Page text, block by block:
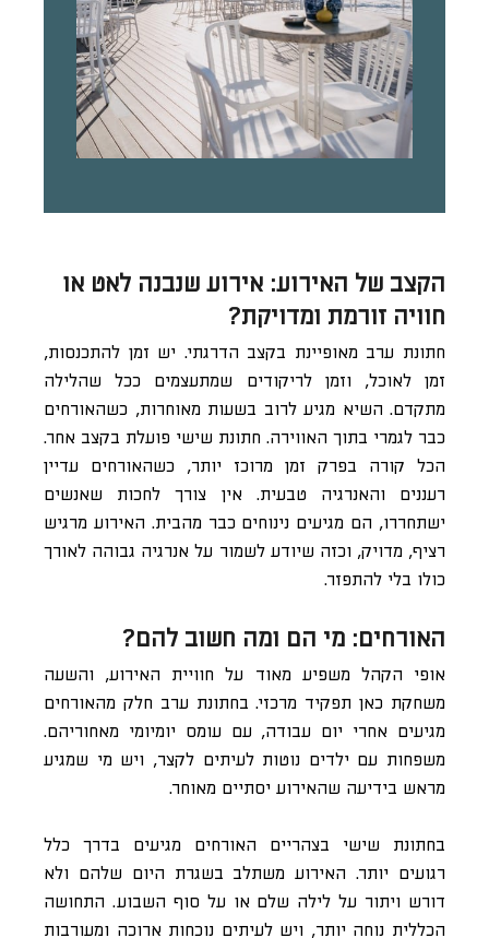
הקצב של האירוע: אירוע שנבנה לאט או
חוויה זורמת ומדויקת?
חתונת ערב מאופיינת בקצב הדרגתי. יש זמן להתכנסות,
זמן לאוכל, וזמן לריקודים שמתעצמים ככל שהלילה
מתקדם. השיא מגיע לרוב בשעות מאוחרות, כשהאורחים
כבר לגמרי בתוך האווירה. חתונת שישי פועלת בקצב אחר.
הכל קורה בפרק זמן מרוכז יותר, כשהאורחים עדיין
רעננים והאנרגיה טבעית. אין צורך לחכות שאנשים
ישתחררו, הם מגיעים נינוחים כבר מהבית. האירוע מרגיש
רציף, מדויק, וכזה שיודע לשמור על אנרגיה גבוהה לאורך
כולו בלי להתפזר.
האורחים: מי הם ומה חשוב להם?
אופי הקהל משפיע מאוד על חוויית האירוע, והשעה
משחקת כאן תפקיד מרכזי. בחתונת ערב חלק מהאורחים
מגיעים אחרי יום עבודה, עם עומס יומיומי מאחוריהם.
משפחות עם ילדים נוטות לעיתים לקצר, ויש מי שמגיע
מראש בידיעה שהאירוע יסתיים מאוחר.
בחתונת שישי בצהריים האורחים מגיעים בדרך כלל
רגועים יותר. האירוע משתלב בשגרת היום שלהם ולא
דורש ויתור על לילה שלם או על סוף השבוע. התחושה
הכללית נוחה יותר, ויש לעיתים נוכחות ארוכה ומעורבות